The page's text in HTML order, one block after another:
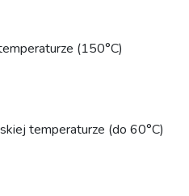
(150°C)
temperaturze (do 60°C)